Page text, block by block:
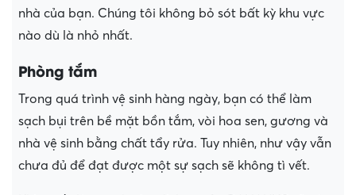
nhà của bạn. Chúng tôi không bỏ sót bất kỳ khu vực
nào dù là nhỏ nhất.
Phòng tắm
Trong quá trình vệ sinh hàng ngày, bạn có thể làm
sạch bụi trên bề mặt bồn tắm, vòi hoa sen, gương và
nhà vệ sinh bằng chất tẩy rửa. Tuy nhiên, như vậy vẫn
chưa đủ để đạt được một sự sạch sẽ không tì vết.